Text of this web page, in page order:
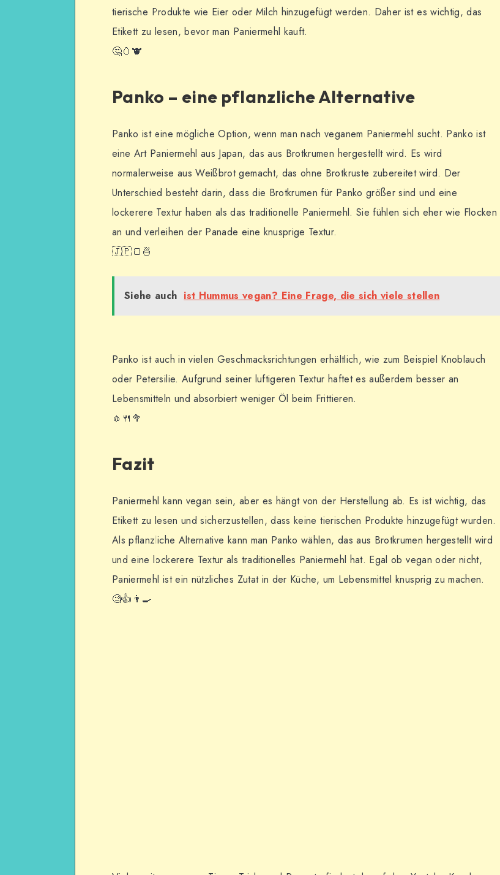
tierische Produkte wie Eier oder Milch hinzugefügt werden. Daher ist es wichtig, das
Etikett zu lesen, bevor man Paniermehl kauft.
🤔🥚🐮
Panko – eine pflanzliche Alternative
Panko ist eine mögliche Option, wenn man nach veganem Paniermehl sucht. Panko ist
eine Art Paniermehl aus Japan, das aus Brotkrumen hergestellt wird. Es wird
normalerweise aus Weißbrot gemacht, das ohne Brotkruste zubereitet wird. Der
Unterschied besteht darin, dass die Brotkrumen für Panko größer sind und eine
lockerere Textur haben als das traditionelle Paniermehl. Sie fühlen sich eher wie Flocken
an und verleihen der Panade eine knusprige Textur.
🇯🇵🍞🍜
Siehe auch ist Hummus vegan? Eine Frage, die sich viele stellen
Panko ist auch in vielen Geschmacksrichtungen erhältlich, wie zum Beispiel Knoblauch
oder Petersilie. Aufgrund seiner luftigeren Textur haftet es außerdem besser an
Lebensmitteln und absorbiert weniger Öl beim Frittieren.
🧄🍴🥦
Fazit
Paniermehl kann vegan sein, aber es hängt von der Herstellung ab. Es ist wichtig, das
Etikett zu lesen und sicherzustellen, dass keine tierischen Produkte hinzugefügt wurden.
Als pflanzliche Alternative kann man Panko wählen, das aus Brotkrumen hergestellt wird
und eine lockerere Textur als traditionelles Paniermehl hat. Egal ob vegan oder nicht,
Paniermehl ist ein nützliches Zutat in der Küche, um Lebensmittel knusprig zu machen.
🧐👍👨‍🍳